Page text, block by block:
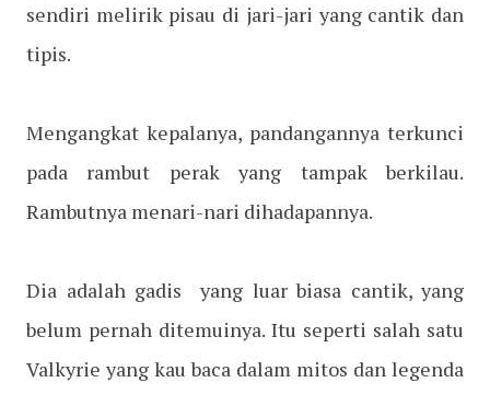
sendiri melirik pisau di jari-jari yang cantik dan
tipis.
Mengangkat kepalanya, pandangannya terkunci
pada rambut perak yang tampak berkilau.
Rambutnya menari-nari dihadapannya.
Dia adalah gadis yang luar biasa cantik, yang
belum pernah ditemuinya. Itu seperti salah satu
Valkyrie yang kau baca dalam mitos dan legenda